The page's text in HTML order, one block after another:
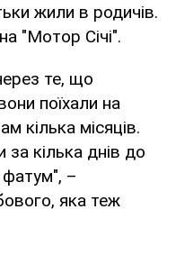
жили в родичів.
"Мотор Січі".
те, що
поїхали на
кілька місяців.
кілька днів до
фатум", –
яка теж